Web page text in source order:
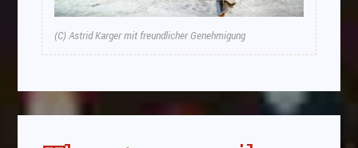
(C) Astrid Karger mit freundlicher Genehmigung